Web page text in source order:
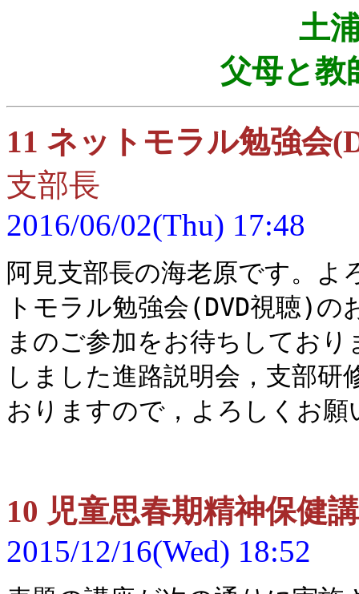
土
父母と
11 ネットモラル勉強会
支部長
2016/06/02(Thu) 17:48
阿見支部長の海老原です。
トモラル勉強会(DVD視聴)
まのご参加をお待ちしてお
しました進路説明会，支部
おりますので，よろしくお願
10 児童思春期精神保健
2015/12/16(Wed) 18:52